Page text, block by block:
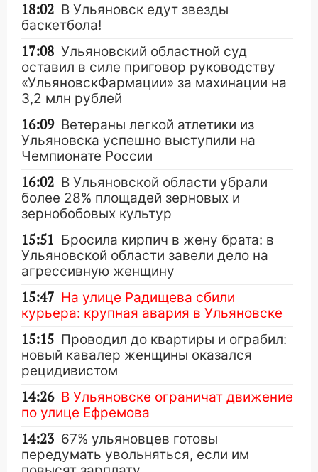
18:02 В Ульяновск едут звезды
баскетбола!
17:08 Ульяновский областной суд
оставил в силе приговор руководству
«УльяновскФармации» за махинации на
3,2 млн рублей
16:09 Ветераны легкой атлетики из
Ульяновска успешно выступили на
Чемпионате России
16:02 В Ульяновской области убрали
более 28% площадей зерновых и
зернобобовых культур
15:51 Бросила кирпич в жену брата: в
Ульяновской области завели дело на
агрессивную женщину
15:47 На улице Радищева сбили
курьера: крупная авария в Ульяновске
15:15 Проводил до квартиры и ограбил:
новый кавалер женщины оказался
рецидивистом
14:26 В Ульяновске ограничат движение
по улице Ефремова
14:23 67% ульяновцев готовы
передумать увольняться, если им